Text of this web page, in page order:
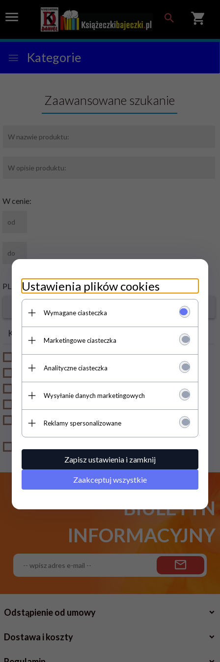
Kategorie
Zaawansowane szukanie
W cenie:
PLN
Kategorie
KSIĄŻKI
KOLEKCJE FILMOWE
PRODUKTY
OUTLET
Media Service Zawada
BIULETYN
INFORMACYJNY
Odstąpienie od umowy
Dostawa i koszty
Ustawienia plików cookies
Wymagane ciasteczka
Marketingowe ciasteczka
Analityczne ciasteczka
Wysyłanie danych marketingowych
Reklamy spersonalizowane
Zapisz ustawienia i zamknij
Zaakceptuj wszystkie